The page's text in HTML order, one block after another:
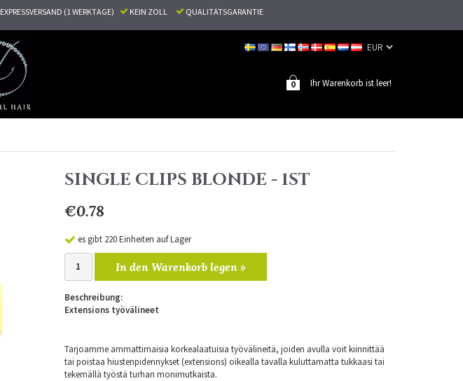
EXPRESSVERSAND (1 WERKTAGE) KEIN ZOLL QUALITÄTSGARANTIE
Ihr Warenkorb ist leer!
0
SINGLE CLIPS BLONDE - 1ST
€0.78
es gibt 220 Einheiten auf Lager
In den Warenkorb legen »
Beschreibung:
Extensions työvälineet
Tarjoamme ammattimaisia korkealaatuisia työvälineitä, joiden avulla voit kiinnittää
tai poistaa hiustenpidennykset (extensions) oikealla tavalla kuluttamatta tukkaasi tai
tekemällä työstä turhan monimutkaista.